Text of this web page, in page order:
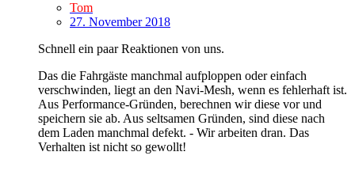
Tom
27. November 2018
Schnell ein paar Reaktionen von uns.
Das die Fahrgäste manchmal aufploppen oder einfach
verschwinden, liegt an den Navi-Mesh, wenn es fehlerhaft ist.
Aus Performance-Gründen, berechnen wir diese vor und
speichern sie ab. Aus seltsamen Gründen, sind diese nach
dem Laden manchmal defekt. - Wir arbeiten dran. Das
Verhalten ist nicht so gewollt!